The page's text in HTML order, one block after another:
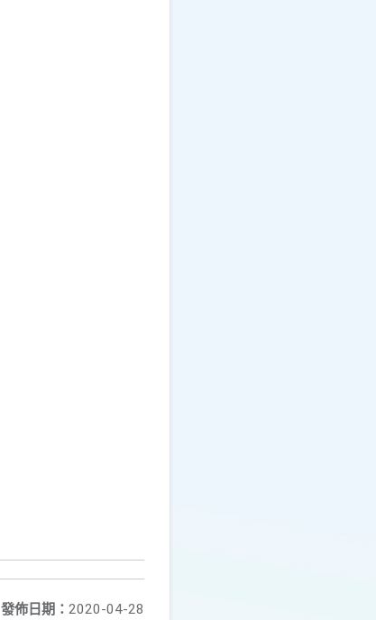
發佈日期： 2020-04-28